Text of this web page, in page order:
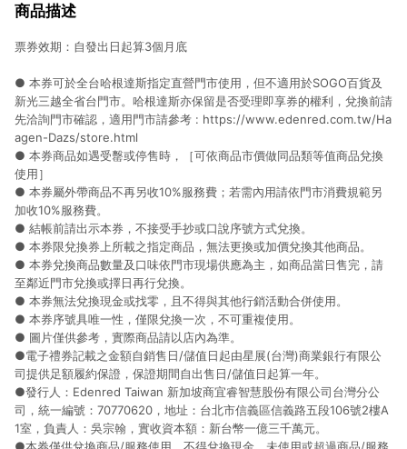
商品描述
票券效期：自發出日起算3個月底
● 本券可於全台哈根達斯指定直營門市使用，但不適用於SOGO百貨及
新光三越全省台門市。哈根達斯亦保留是否受理即享券的權利，兌換前請
先洽詢門市確認，適用門市請參考 : https://www.edenred.com.tw/Ha
agen-Dazs/store.html
● 本券商品如遇受罊或停售時，［可依商品市價做同品類等值商品兌換
使用］
● 本券屬外帶商品不再另收10%服務費；若需內用請依門市消費規範另
加收10%服務費。
● 結帳前請出示本券，不接受手抄或口說序號方式兌換。
● 本券限兌換券上所載之指定商品，無法更換或加價兌換其他商品。
● 本券兌換商品數量及口味依門市現場供應為主，如商品當日售完，請
至鄰近門市兌換或擇日再行兌換。
● 本券無法兌換現金或找零，且不得與其他行銷活動合併使用。
● 本券序號具唯一性，僅限兌換一次，不可重複使用。
● 圖片僅供參考，實際商品請以店內為準。
●電子禮券記載之金額自銷售日/儲值日起由星展(台灣)商業銀行有限公
司提供足額履約保證，保證期間自出售日/儲值日起算一年。
●發行人：Edenred Taiwan 新加坡商宜睿智慧股份有限公司台灣分公
司，統一編號：70770620，地址：台北市信義區信義路五段106號2樓A
1室，負責人：吳宗翰，實收資本額：新台幣一億三千萬元。